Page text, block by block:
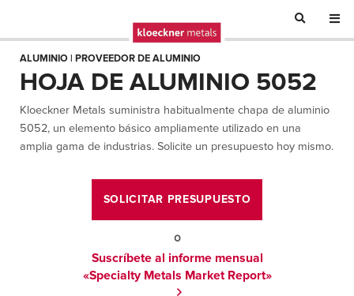
ALUMINIO | PROVEEDOR DE ALUMINIO
HOJA DE ALUMINIO 5052
Kloeckner Metals suministra habitualmente chapa de aluminio
5052, un elemento básico ampliamente utilizado en una
amplia gama de industrias. Solicite un presupuesto hoy mismo.
SOLICITAR PRESUPUESTO
o
Suscríbete al informe mensual
«Specialty Metals Market Report»